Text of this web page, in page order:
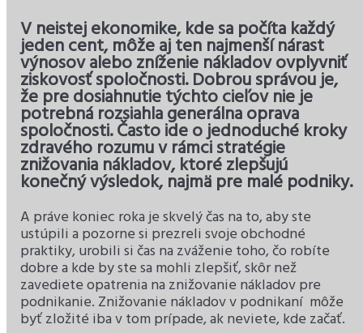
V neistej ekonomike, kde sa počíta každý
jeden cent, môže aj ten najmenší nárast
výnosov alebo zníženie nákladov ovplyvniť
ziskovosť spoločnosti. Dobrou správou je,
že pre dosiahnutie týchto cieľov nie je
potrebná rozsiahla generálna oprava
spoločnosti. Často ide o jednoduché kroky
zdravého rozumu v rámci stratégie
znižovania nákladov, ktoré zlepšujú
konečný výsledok, najmä pre malé podniky.
A práve koniec roka je skvelý čas na to, aby ste
ustúpili a pozorne si prezreli svoje obchodné
praktiky, urobili si čas na zváženie toho, čo robíte
dobre a kde by ste sa mohli zlepšiť, skôr než
zavediete opatrenia na znižovanie nákladov pre
podnikanie. Znižovanie nákladov v podnikaní môže
byť zložité iba v tom prípade, ak neviete, kde začať.